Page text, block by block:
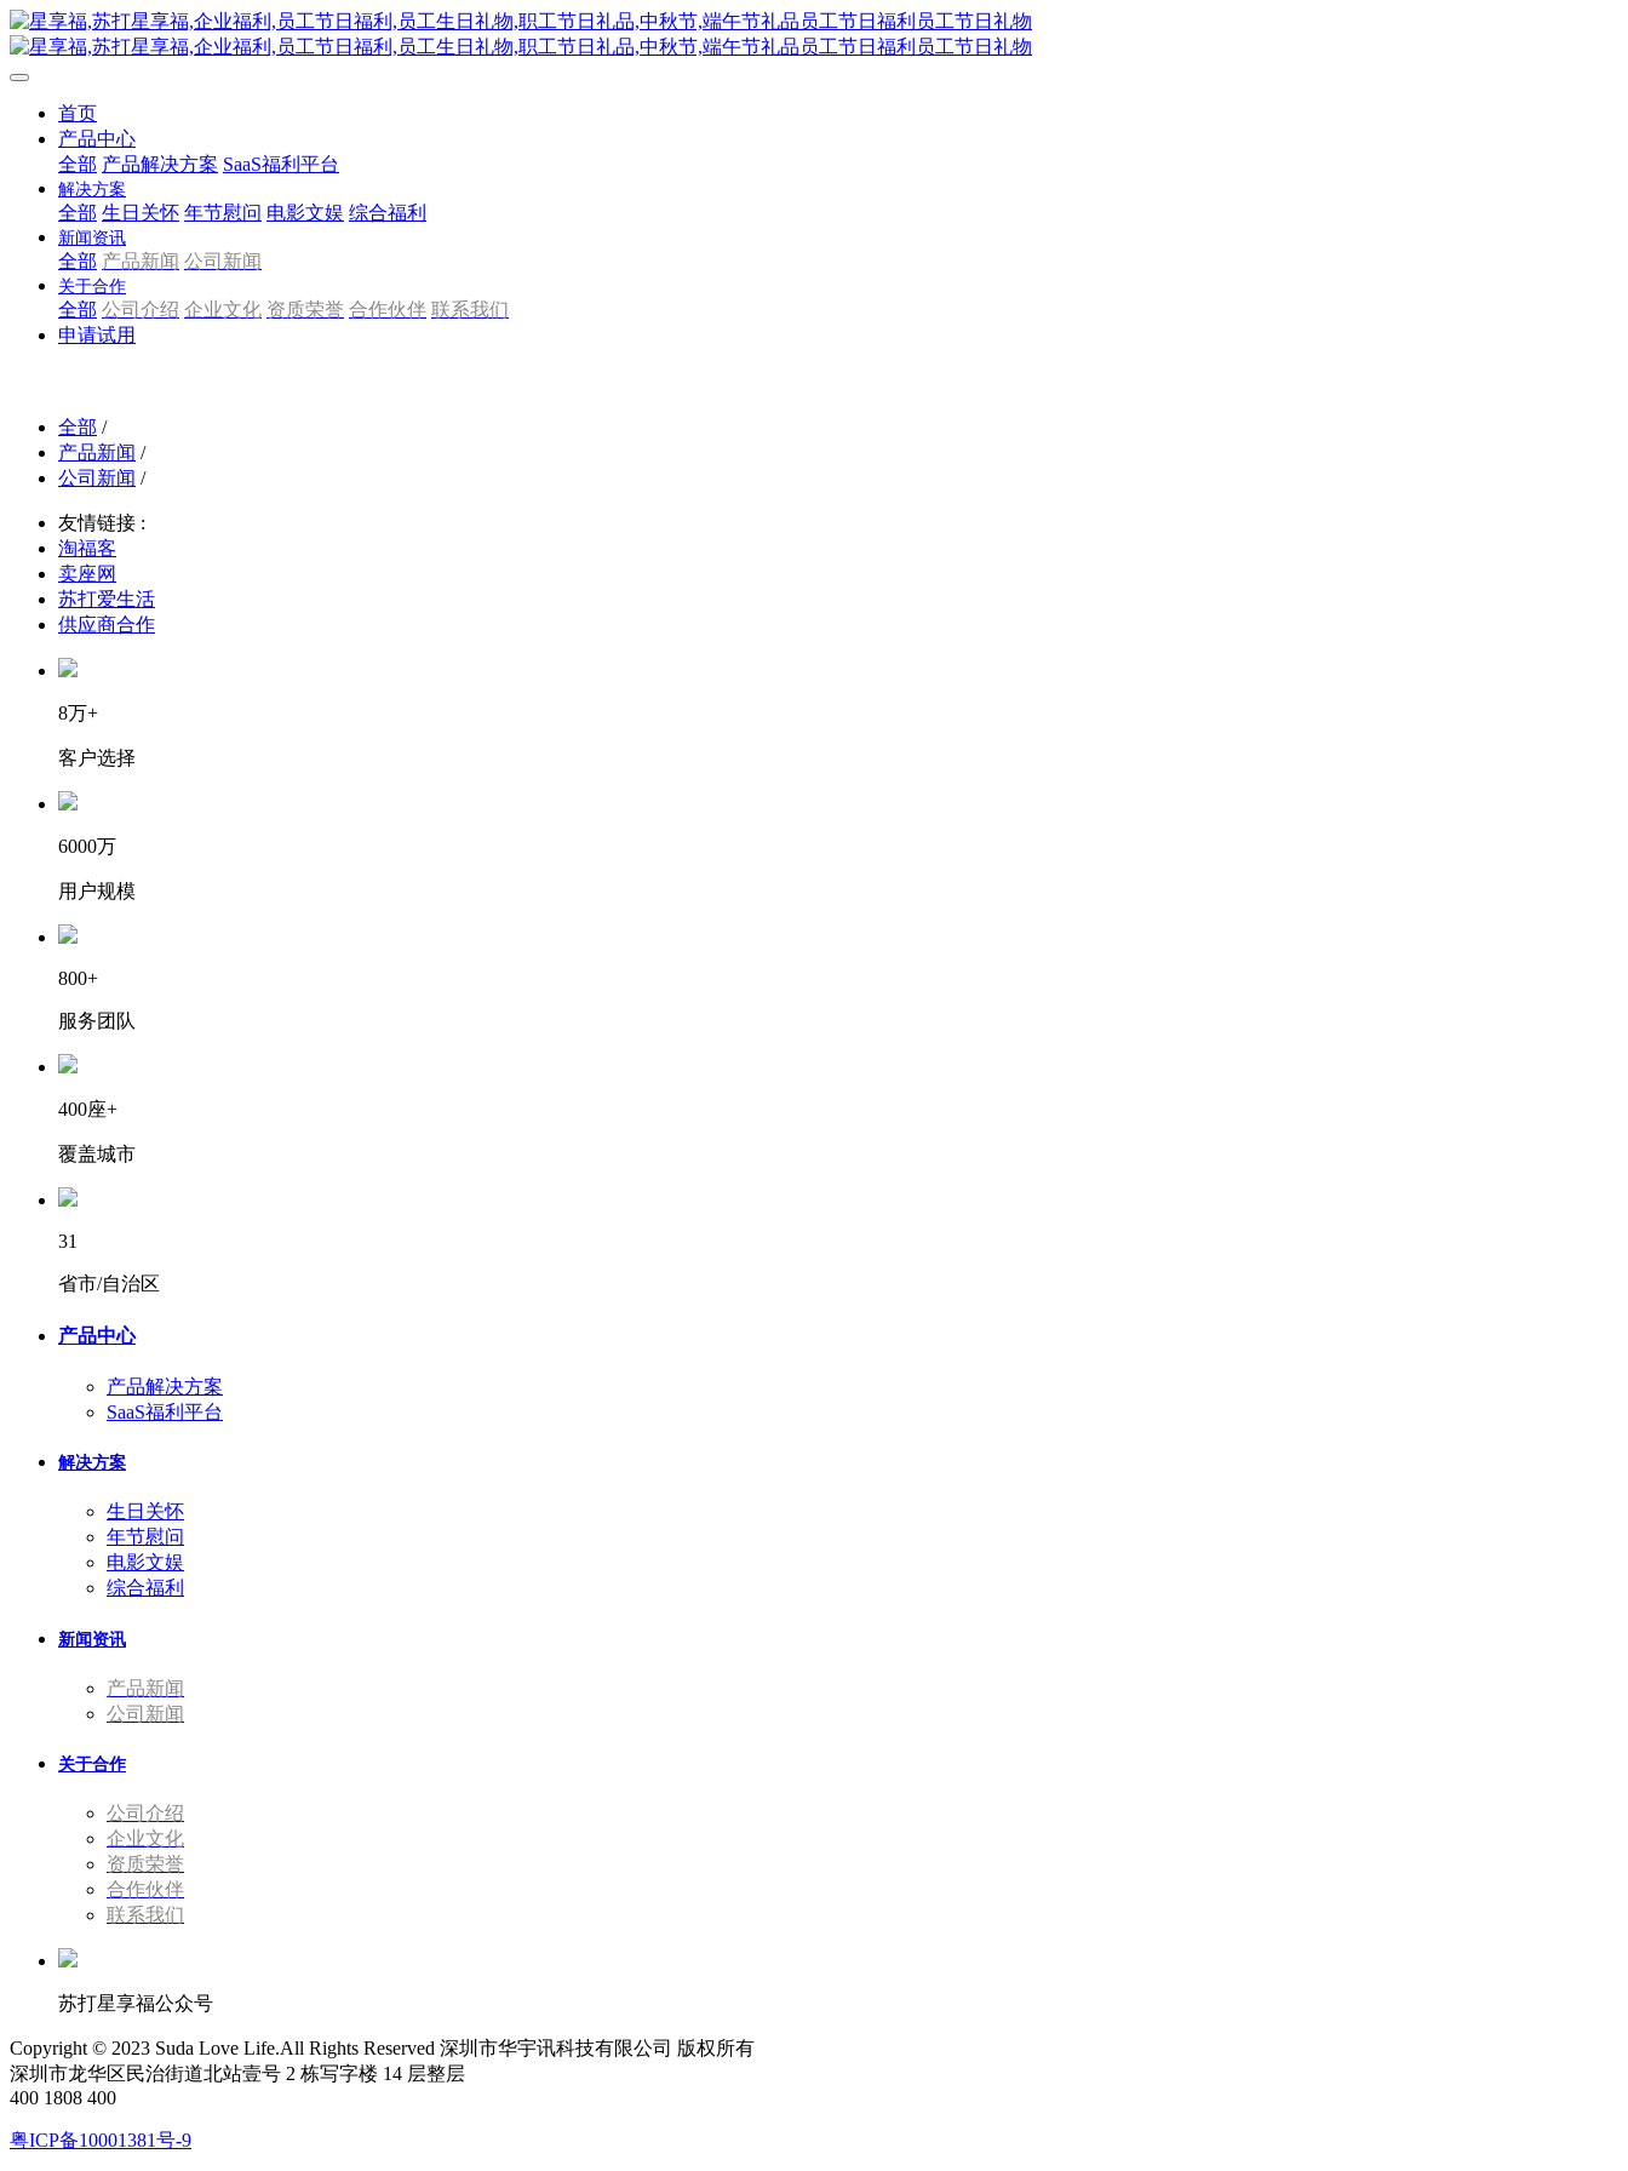
首页
产品中心
全部 产品解决方案 SaaS福利平台
解决方案
全部 生日关怀 年节慰问 电影文娱 综合福利
新闻资讯
全部 产品新闻 公司新闻
关于合作
全部 公司介绍 企业文化 资质荣誉 合作伙伴 联系我们
申请试用
全部 /
产品新闻 /
公司新闻 /
友情链接 :
淘福客
卖座网
苏打爱生活
供应商合作
8万+
客户选择
6000万
用户规模
800+
服务团队
400座+
覆盖城市
31
省市/自治区
产品中心
产品解决方案
SaaS福利平台
解决方案
生日关怀
年节慰问
电影文娱
综合福利
新闻资讯
产品新闻
公司新闻
关于合作
公司介绍
企业文化
资质荣誉
合作伙伴
联系我们
苏打星享福公众号
Copyright © 2023 Suda Love Life.All Rights Reserved 深圳市华宇讯科技有限公司 版权所有
深圳市龙华区民治街道北站壹号 2 栋写字楼 14 层整层
400 1808 400
粤ICP备10001381号-9